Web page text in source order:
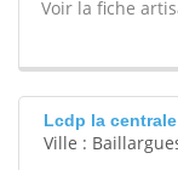
Voir la fiche
Lcdp la
Ville :